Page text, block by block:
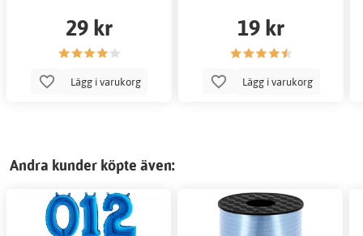
29 kr
Lägg i varukorg
19 kr
Lägg i varukorg
Andra kunder köpte även: